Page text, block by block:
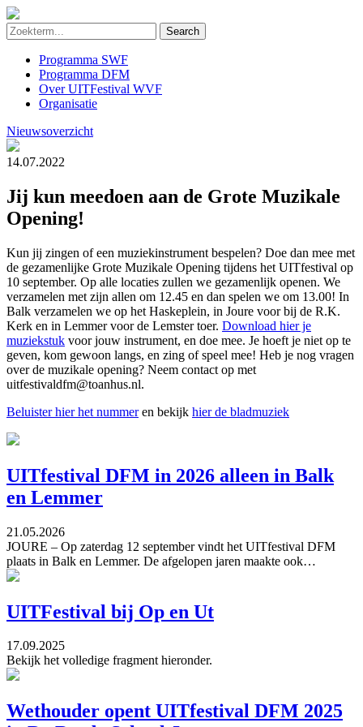
Programma SWF
Programma DFM
Over UITFestival WVF
Organisatie
Nieuwsoverzicht
14.07.2022
Jij kun meedoen aan de Grote Muzikale
Opening!
Kun jij zingen of een muziekinstrument bespelen? Doe dan mee met
de gezamenlijke Grote Muzikale Opening tijdens het UITfestival op
10 september. Op alle locaties zullen we gezamenlijk openen. We
verzamelen met zijn allen om 12.45 en dan spelen we om 13.00! In
Balk verzamelen we op het Haskeplein, in Joure voor bij de R.K.
Kerk en in Lemmer voor de Lemster toer. Download hier je
muziekstuk voor jouw instrument, en doe mee. Je hoeft je niet op te
geven, kom gewoon langs, en zing of speel mee! Heb je nog vragen
over de muzikale opening? Neem contact op met
uitfestivaldfm@toanhus.nl.
Beluister hier het nummeren bekijk hier de bladmuziek
UITfestival DFM in 2026 alleen in Balk
en Lemmer
21.05.2026
JOURE – Op zaterdag 12 september vindt het UITfestival DFM
plaats in Balk en Lemmer. De afgelopen jaren maakte ook…
UITFestival bij Op en Ut
17.09.2025
Bekijk het volledige fragment hieronder.
Wethouder opent UITfestival DFM 2025